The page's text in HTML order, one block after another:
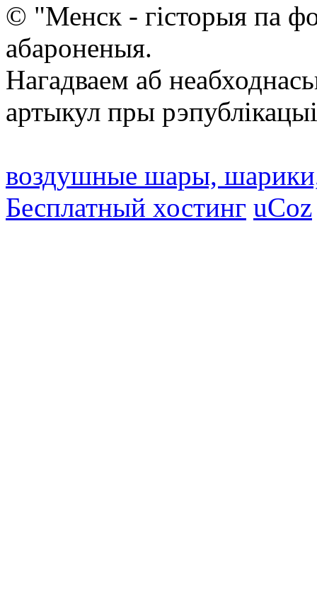
© "Менск - гісторыя па
абароненыя.
Нагадваем аб
артыкул пры
воздушные шары,
Бесплатный хостинг uCoz